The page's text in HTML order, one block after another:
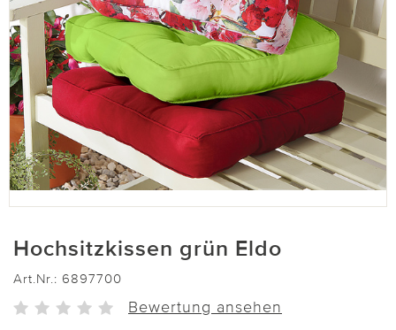
Hochsitzkissen grün Eldo
Art.Nr.: 6897700
Bewertung ansehen